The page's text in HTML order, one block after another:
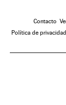
Contacto
Política de privacidad